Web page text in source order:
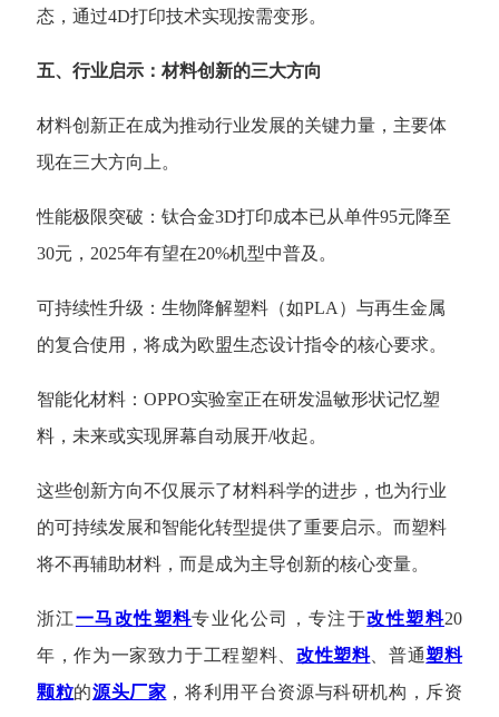
态，通过4D打印技术实现按需变形。
五、行业启示：材料创新的三大方向
材料创新正在成为推动行业发展的关键力量，主要体
现在三大方向上。
性能极限突破：钛合金3D打印成本已从单件95元降至
30元，2025年有望在20%机型中普及。
可持续性升级：生物降解塑料（如PLA）与再生金属
的复合使用，将成为欧盟生态设计指令的核心要求。
智能化材料：OPPO实验室正在研发温敏形状记忆塑
料，未来或实现屏幕自动展开/收起。
这些创新方向不仅展示了材料科学的进步，也为行业
的可持续发展和智能化转型提供了重要启示。而塑料
将不再辅助材料，而是成为主导创新的核心变量。
浙江一马改性塑料专业化公司，专注于改性塑料20
年，作为一家致力于工程塑料、 改性塑料、普通塑料
颗粒的源头厂家 ，将利用平台资源与科研机构，斥资